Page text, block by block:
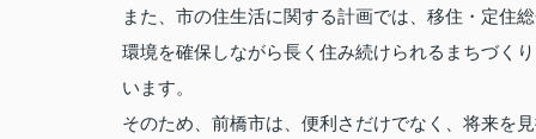
また、市の住生活に関する計画では、移住・定住
環境を確保しながら長く住み続けられるまちづく
います。
そのため、前橋市は、便利さだけでなく、将来を